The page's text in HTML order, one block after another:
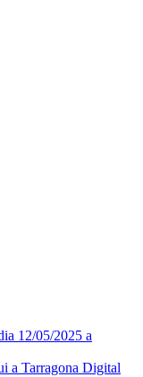
12/05/2025 a
a Tarragona Digital